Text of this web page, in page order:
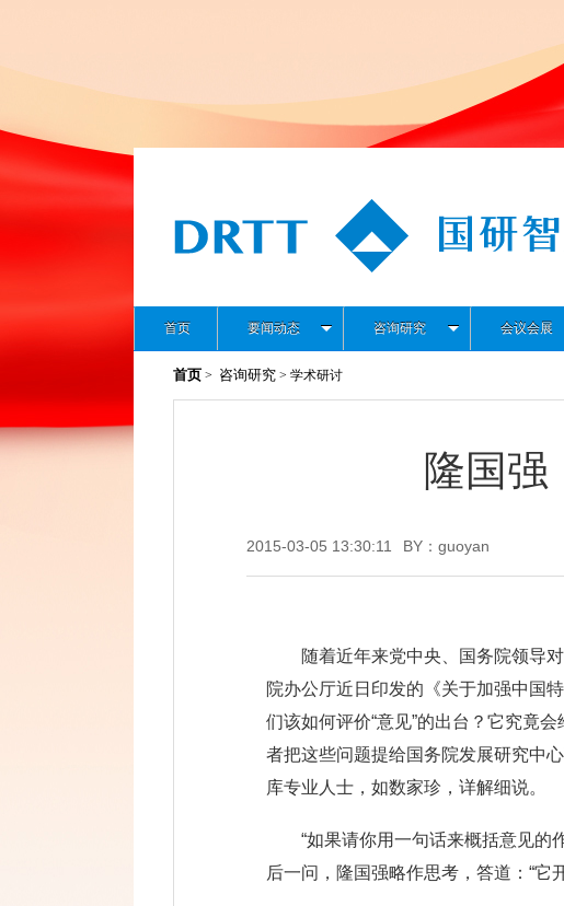
首页 要闻动态 咨询研究 会议会展
首页 > 咨询研究 > 学术研讨
隆国强
2015-03-05 13:30:11 BY：guoyan
随着近年来党中央、国务院领导
院办公厅近日印发的《关于加强中国
们该如何评价“意见”的出台？它究竟
者把这些问题提给国务院发展研究中
库专业人士，如数家珍，详解细说。
“如果请你用一句话来概括意见的
后一问，隆国强略作思考，答道：“它